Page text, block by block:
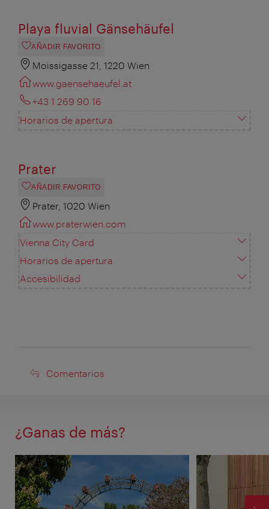
Playa fluvial Gänsehäufel
AÑADIR FAVORITO
Moissigasse 21, 1220 Wien
www.gaensehaeufel.at
+43 1 269 90 16
Horarios de apertura
Prater
AÑADIR FAVORITO
Prater, 1020 Wien
www.praterwien.com
Vienna City Card
Horarios de apertura
Accesibilidad
Comentarios
Comentarios
¿Ganas de más?